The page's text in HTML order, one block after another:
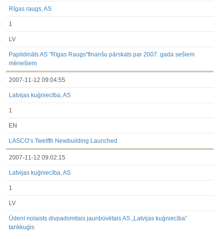
Rīgas raugs, AS
1
LV
Papildināts AS "Rīgas Raugs"finanšu pārskats par 2007. gada sešiem
mēnešiem
2007-11-12 09:04:55
Latvijas kuģniecība, AS
1
EN
LASCO’s Twelfth Newbuilding Launched
2007-11-12 09:02:15
Latvijas kuģniecība, AS
1
LV
Ūdenī nolaists divpadsmitais jaunbūvētais AS „Latvijas kuģniecība”
tankkuģis